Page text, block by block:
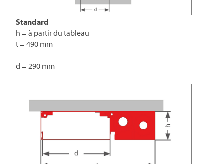
Standard
h = à partir du tableau
t = 490 mm
d = 290 mm